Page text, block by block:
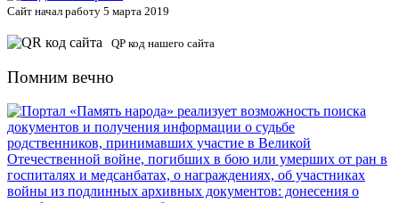
Сайт начал работу 5 марта 2019
QP код нашего сайта
Помним вечно